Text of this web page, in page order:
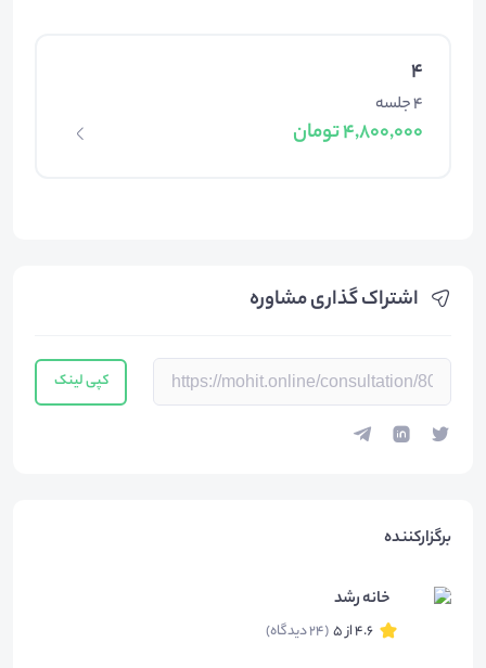
4
4 جلسه
4,800,000 تومان
اشتراک گذاری مشاوره
کپی لینک
برگزارکننده
خانه رشد
4.6 از 5 (24 دیدگاه)